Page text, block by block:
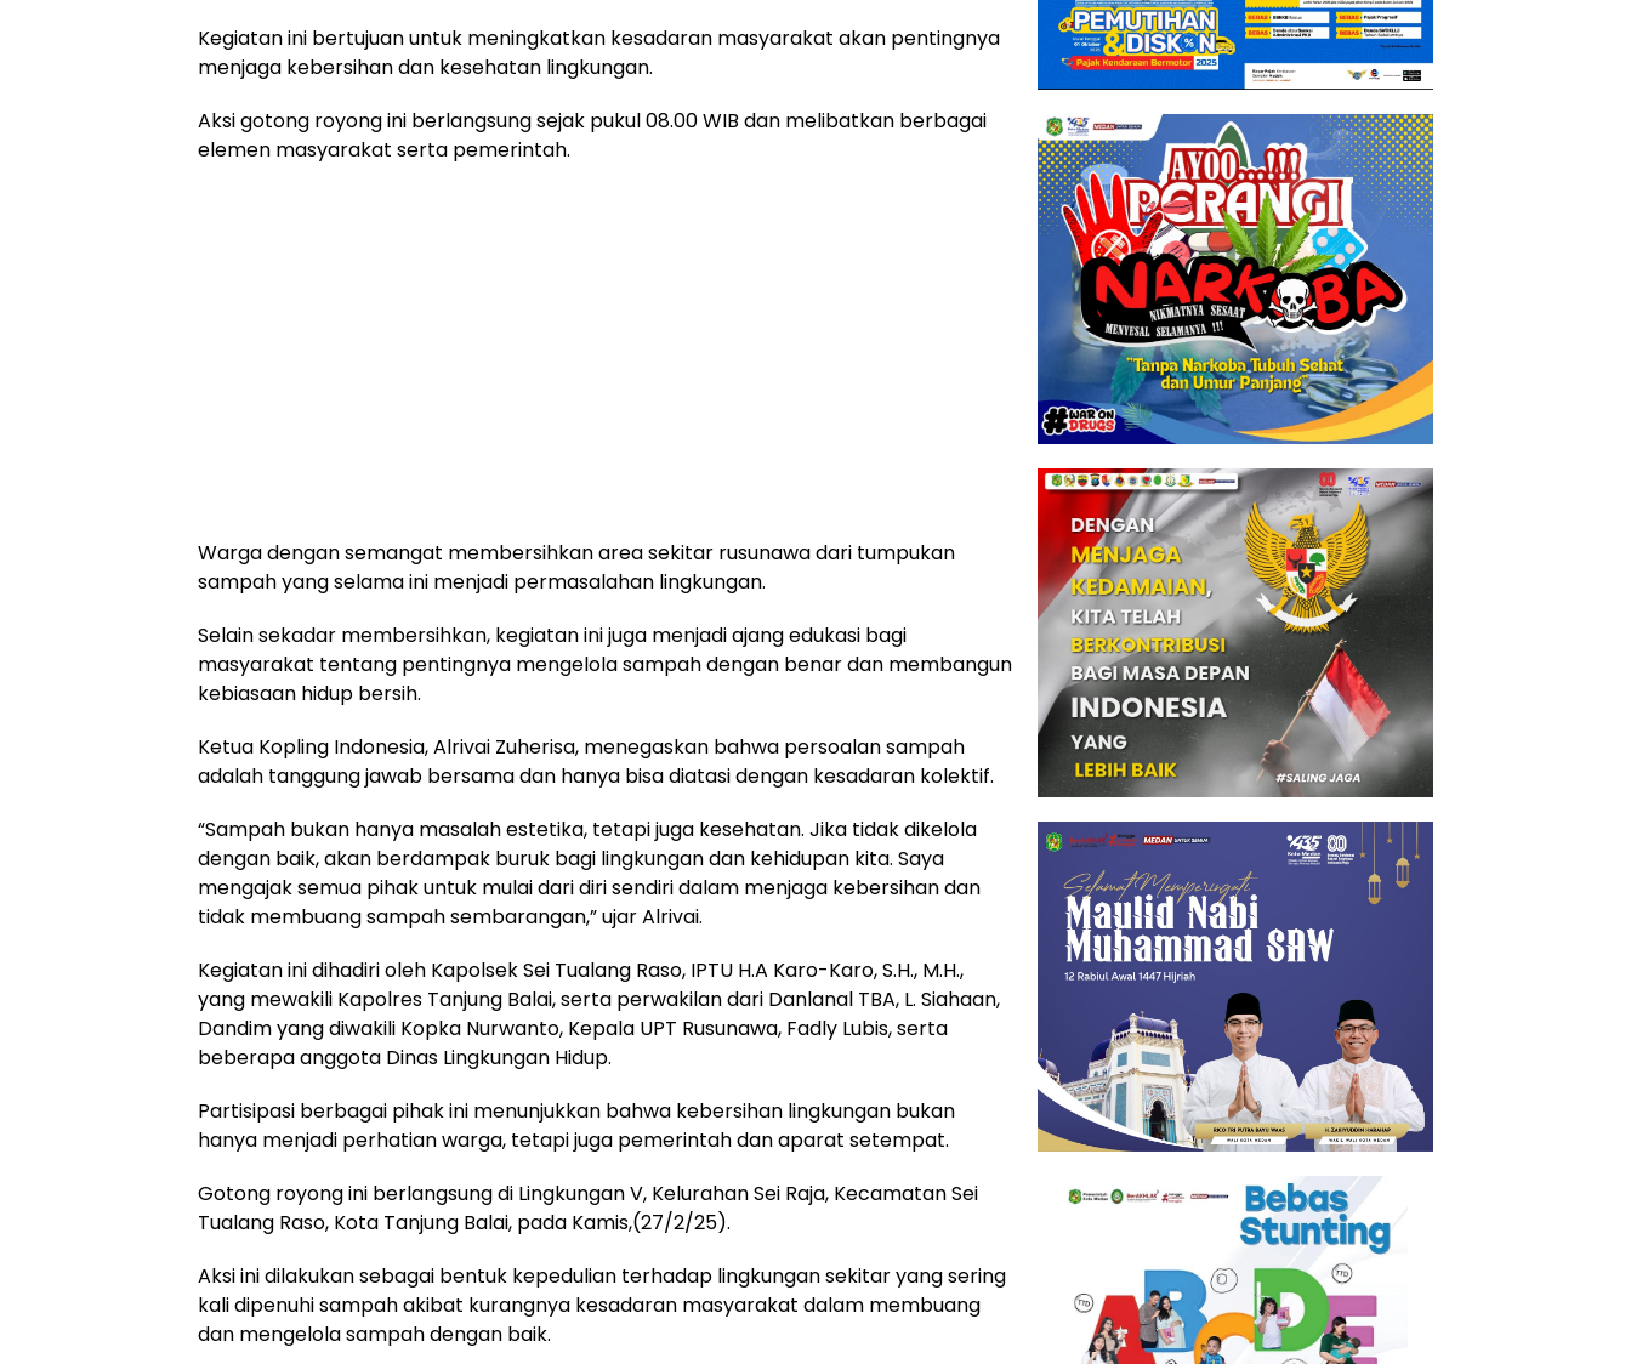
Kegiatan ini bertujuan untuk meningkatkan kesadaran masyarakat akan pentingnya
menjaga kebersihan dan kesehatan lingkungan.
Aksi gotong royong ini berlangsung sejak pukul 08.00 WIB dan melibatkan berbagai
elemen masyarakat serta pemerintah.
Warga dengan semangat membersihkan area sekitar rusunawa dari tumpukan
sampah yang selama ini menjadi permasalahan lingkungan.
Selain sekadar membersihkan, kegiatan ini juga menjadi ajang edukasi bagi
masyarakat tentang pentingnya mengelola sampah dengan benar dan membangun
kebiasaan hidup bersih.
Ketua Kopling Indonesia, Alrivai Zuherisa, menegaskan bahwa persoalan sampah
adalah tanggung jawab bersama dan hanya bisa diatasi dengan kesadaran kolektif.
“Sampah bukan hanya masalah estetika, tetapi juga kesehatan. Jika tidak dikelola
dengan baik, akan berdampak buruk bagi lingkungan dan kehidupan kita. Saya
mengajak semua pihak untuk mulai dari diri sendiri dalam menjaga kebersihan dan
tidak membuang sampah sembarangan,” ujar Alrivai.
Kegiatan ini dihadiri oleh Kapolsek Sei Tualang Raso, IPTU H.A Karo-Karo, S.H., M.H.,
yang mewakili Kapolres Tanjung Balai, serta perwakilan dari Danlanal TBA, L. Siahaan,
Dandim yang diwakili Kopka Nurwanto, Kepala UPT Rusunawa, Fadly Lubis, serta
beberapa anggota Dinas Lingkungan Hidup.
Partisipasi berbagai pihak ini menunjukkan bahwa kebersihan lingkungan bukan
hanya menjadi perhatian warga, tetapi juga pemerintah dan aparat setempat.
Gotong royong ini berlangsung di Lingkungan V, Kelurahan Sei Raja, Kecamatan Sei
Tualang Raso, Kota Tanjung Balai, pada Kamis,(27/2/25).
Aksi ini dilakukan sebagai bentuk kepedulian terhadap lingkungan sekitar yang sering
kali dipenuhi sampah akibat kurangnya kesadaran masyarakat dalam membuang
dan mengelola sampah dengan baik.